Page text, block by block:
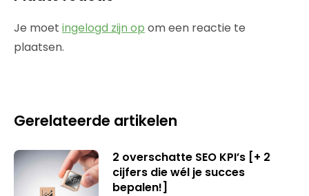
Je moet ingelogd zijn op om een reactie te
plaatsen.
Gerelateerde artikelen
2 overschatte SEO KPI’s [+ 2
cijfers die wél je succes
bepalen!]